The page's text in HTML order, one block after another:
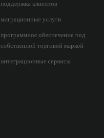
поддержка клиентов
миграционные услуги
программное обеспечение под
собственной торговой маркой
интеграционные сервисы